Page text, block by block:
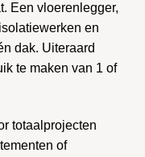
Een vloerenlegger,
en
dak. Uiteraard
te maken van 1 of
totaalprojecten
of